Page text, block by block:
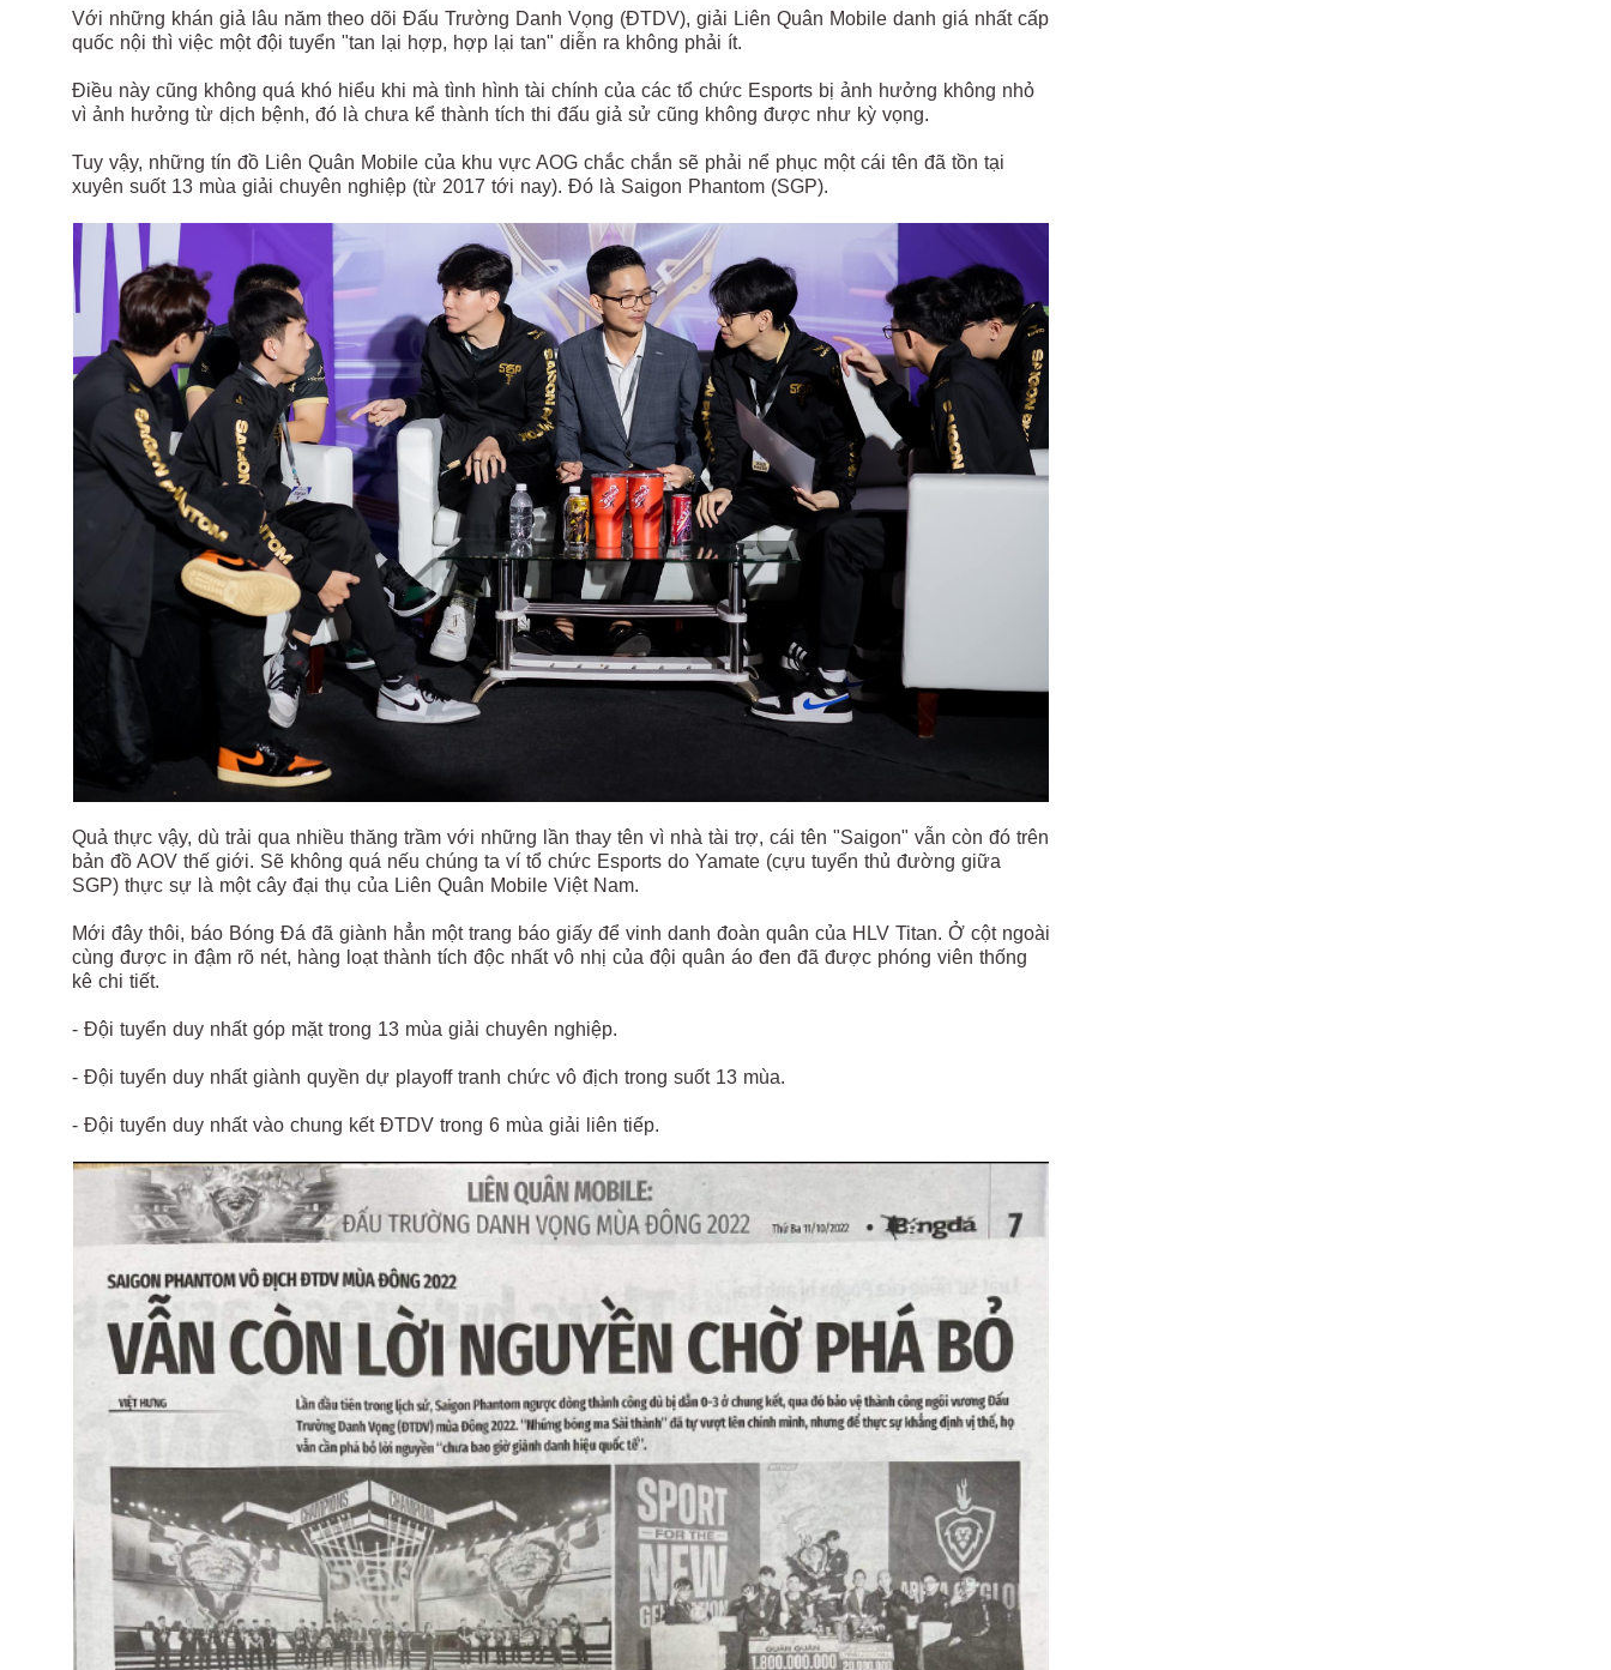
Với những khán giả lâu năm theo dõi Đấu Trường Danh Vọng (ĐTDV), giải Liên Quân Mobile danh giá nhất cấp
quốc nội thì việc một đội tuyển "tan lại hợp, hợp lại tan" diễn ra không phải ít.
Điều này cũng không quá khó hiểu khi mà tình hình tài chính của các tổ chức Esports bị ảnh hưởng không nhỏ
vì ảnh hưởng từ dịch bệnh, đó là chưa kể thành tích thi đấu giả sử cũng không được như kỳ vọng.
Tuy vậy, những tín đồ Liên Quân Mobile của khu vực AOG chắc chắn sẽ phải nể phục một cái tên đã tồn tại
xuyên suốt 13 mùa giải chuyên nghiệp (từ 2017 tới nay). Đó là Saigon Phantom (SGP).
Quả thực vậy, dù trải qua nhiều thăng trầm với những lần thay tên vì nhà tài trợ, cái tên "Saigon" vẫn còn đó trên
bản đồ AOV thế giới. Sẽ không quá nếu chúng ta ví tổ chức Esports do Yamate (cựu tuyển thủ đường giữa
SGP) thực sự là một cây đại thụ của Liên Quân Mobile Việt Nam.
Mới đây thôi, báo Bóng Đá đã giành hẳn một trang báo giấy để vinh danh đoàn quân của HLV Titan. Ở cột ngoài
cùng được in đậm rõ nét, hàng loạt thành tích độc nhất vô nhị của đội quân áo đen đã được phóng viên thống
kê chi tiết.
- Đội tuyển duy nhất góp mặt trong 13 mùa giải chuyên nghiệp.
- Đội tuyển duy nhất giành quyền dự playoff tranh chức vô địch trong suốt 13 mùa.
- Đội tuyển duy nhất vào chung kết ĐTDV trong 6 mùa giải liên tiếp.